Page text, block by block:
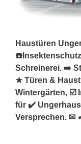
Haustüren
Schreinerei. ➡️
★ Türen &
Wintergärten, ☑️
für ✔️
Versprechen. ✉